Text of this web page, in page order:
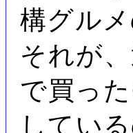
構グル
それが
で買っ
してい